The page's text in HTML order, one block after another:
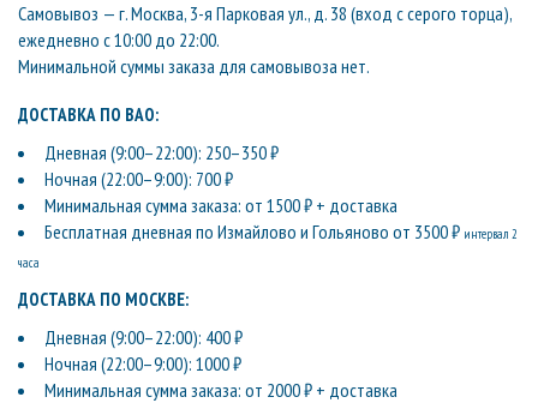
Самовывоз — г. Москва, 3-я Парковая ул., д. 38 (вход с серого торца),
ежедневно с 10:00 до 22:00.
Минимальной суммы заказа для самовывоза нет.
ДОСТАВКА ПО ВАО:
Дневная (9:00–22:00): 250–350 ₽
Ночная (22:00–9:00): 700 ₽
Минимальная сумма заказа: от 1500 ₽ + доставка
Бесплатная дневная по Измайлово и Гольяново от 3500 ₽ интервал 2
часа
ДОСТАВКА ПО МОСКВЕ:
Дневная (9:00–22:00): 400 ₽
Ночная (22:00–9:00): 1000 ₽
Минимальная сумма заказа: от 2000 ₽ + доставка